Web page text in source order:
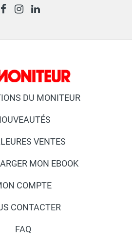
DU MONITEUR
VENTES
MON EBOOK
COMPTE
CONTACTER
FAQ